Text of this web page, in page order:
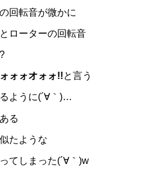
回転音が微かに
ローターの回転音
ォォオォォ!!と言う
ように(´∀｀)…
る
たような
てしまった(´∀｀)w